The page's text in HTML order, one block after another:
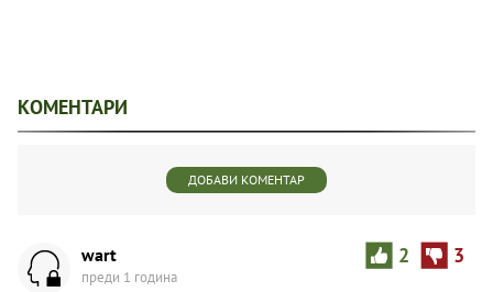
КОМЕНТАРИ
ДОБАВИ КОМЕНТАР
2 3
wart
преди 1 година